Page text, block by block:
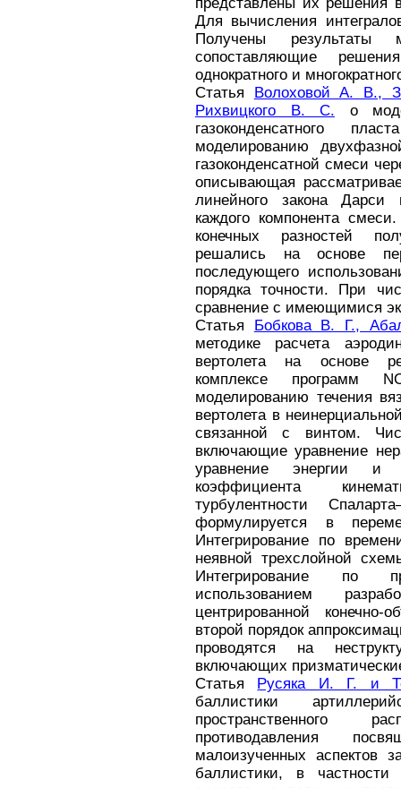
Для вычисления
Получены результаты
сопоставляющие
однократного и
Статья Волоховой А. В.,
Рихвицкого В. С. о
газоконденсатного
моделированию
газоконденсатной смеси
описывающая
линейного закона Дарси
каждого компонента
конечных разностей
решались на основе
последующего
порядка точности. При
сравнение с имеющимися
Статья Бобкова В. Г.,
методике расчета
вертолета на основе
комплексе программ
моделированию течения
вертолета в
связанной с винтом.
включающие уравнение
уравнение энергии и
коэффициента
турбулентности
формулируется в
Интегрирование по
неявной трехслойной
Интегрирование по
использованием
центрированной
второй порядок
проводятся на
включающих
Статья Русяка И. Г. и
баллистики
пространственного
противодавления
малоизученных аспектов
баллистики, в